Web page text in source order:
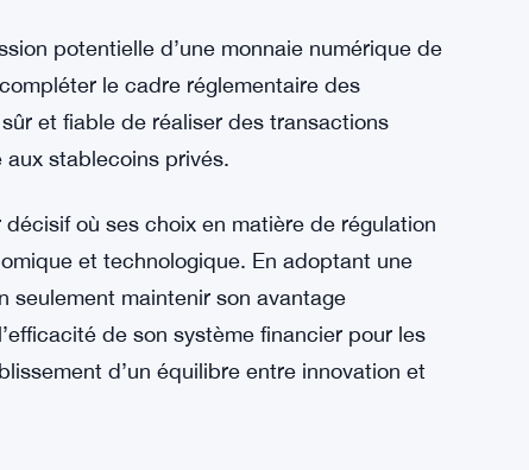
une approche équilibrée. Morrow a
des experts financiers, des
régulateurs internationaux. Ce groupe
potentielle d’une monnaie numérique de
le cadre réglementaire des
et fiable de réaliser des transactions
stablecoins privés.